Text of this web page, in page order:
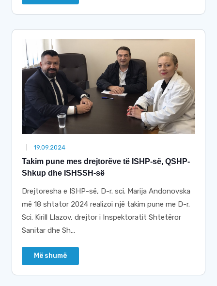
19.09.2024
Takim pune mes drejtorëve të ISHP-së, QSHP-
Shkup dhe ISHSSH-së
Drejtoresha e ISHP-së, D-r. sci. Marija Andonovska
më 18 shtator 2024 realizoi një takim pune me D-r.
Sci. Kirill Llazov, drejtor i Inspektoratit Shtetëror
Sanitar dhe Sh...
Më shumë